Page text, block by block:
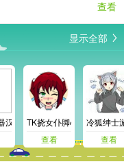
查看
显示全部
汉化版TK挠女仆脚心模拟器
查看
冷狐绅士
查看